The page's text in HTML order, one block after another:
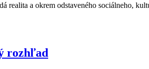
a okrem odstaveného sociálneho,
rozhľad